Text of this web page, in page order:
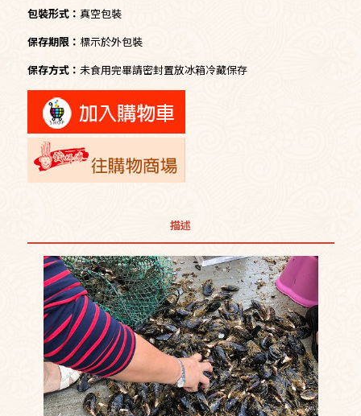
包裝形式： 真空包裝
保存期限： 標示於外包裝
保存方式： 未食用完畢請密封置放冰箱冷藏保存
描述